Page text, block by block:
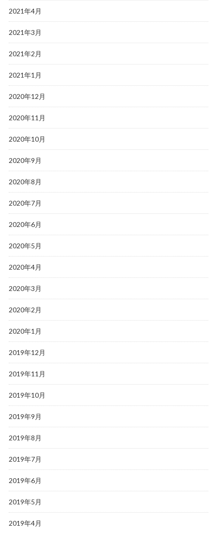
2021年4月
2021年3月
2021年2月
2021年1月
2020年12月
2020年11月
2020年10月
2020年9月
2020年8月
2020年7月
2020年6月
2020年5月
2020年4月
2020年3月
2020年2月
2020年1月
2019年12月
2019年11月
2019年10月
2019年9月
2019年8月
2019年7月
2019年6月
2019年5月
2019年4月